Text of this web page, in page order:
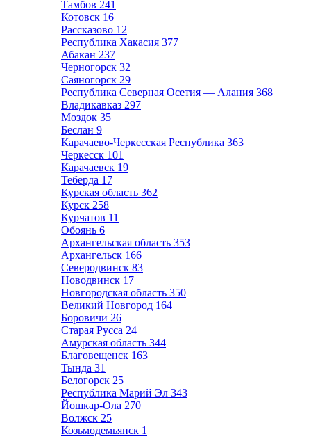
Тамбов 241
Котовск 16
Рассказово 12
Республика Хакасия 377
Абакан 237
Черногорск 32
Саяногорск 29
Республика Северная Осетия — Алания 368
Владикавказ 297
Моздок 35
Беслан 9
Карачаево-Черкесская Республика 363
Черкесск 101
Карачаевск 19
Теберда 17
Курская область 362
Курск 258
Курчатов 11
Обоянь 6
Архангельская область 353
Архангельск 166
Северодвинск 83
Новодвинск 17
Новгородская область 350
Великий Новгород 164
Боровичи 26
Старая Русса 24
Амурская область 344
Благовещенск 163
Тында 31
Белогорск 25
Республика Марий Эл 343
Йошкар-Ола 270
Волжск 25
Козьмодемьянск 1